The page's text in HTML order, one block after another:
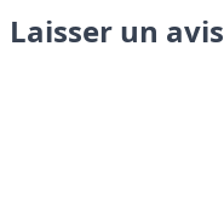
Laisser un avis